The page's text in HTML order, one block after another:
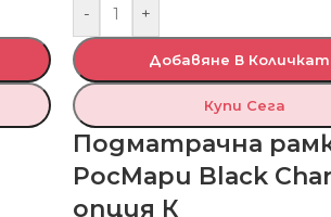
- +
Добавяне В
Купи Сега
Подматрачна
РосМари Black
опция К